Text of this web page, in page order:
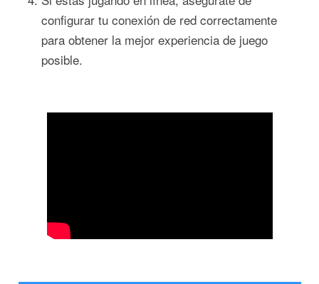
configurar tu conexión de red correctamente
para obtener la mejor experiencia de juego
posible.